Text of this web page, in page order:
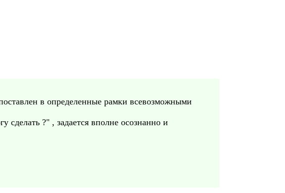
в определенные рамки всевозможными
?" , задается вполне осознанно и